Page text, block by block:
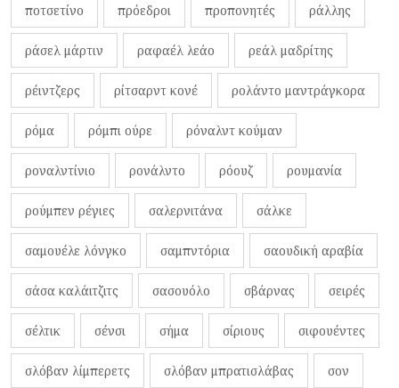
ποτσετίνο πρόεδροι προπονητές ράλλης
ράσελ μάρτιν ραφαέλ λεάο ρεάλ μαδρίτης
ρέιντζερς ρίτσαρντ κονέ ρολάντο μαντράγκορα
ρόμα ρόμπι ούρε ρόναλντ κούμαν
ροναλντίνιο ρονάλντο ρόουζ ρουμανία
ρούμπεν ρέγιες σαλερνιτάνα σάλκε
σαμουέλε λόνγκο σαμπντόρια σαουδική αραβία
σάσα καλάιτζιτς σασουόλο σβάρνας σειρές
σέλτικ σένσι σήμα σίριους σιφουέντες
σλόβαν λίμπερετς σλόβαν μπρατισλάβας σον